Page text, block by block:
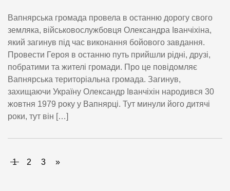
Вапнярська громада провела в останню дорогу свого
земляка, військовослужбовця Олександра Іванчіхіна,
який загинув під час виконання бойового завдання.
Провести Героя в останню путь прийшли рідні, друзі,
побратими та жителі громади. Про це повідомляє
Вапнярська територіальна громада. Загинув,
захищаючи Україну Олександр Іванчіхін народився 30
жовтня 1979 року у Вапнярці. Тут минули його дитячі
роки, тут він […]
1 2 3 »